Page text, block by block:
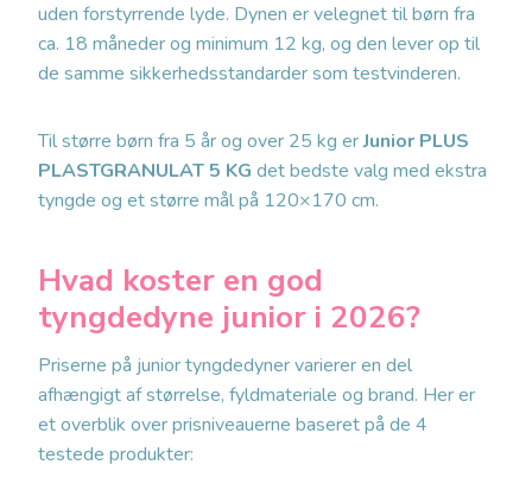
uden forstyrrende lyde. Dynen er velegnet til børn fra
ca. 18 måneder og minimum 12 kg, og den lever op til
de samme sikkerhedsstandarder som testvinderen.
Til større børn fra 5 år og over 25 kg erJunior PLUS
PLASTGRANULAT 5 KG det bedste valg med ekstra
tyngde og et større mål på 120×170 cm.
Hvad koster en god
tyngdedyne junior i 2026?
Priserne på junior tyngdedyner varierer en del
afhængigt af størrelse, fyldmateriale og brand. Her er
et overblik over prisniveauerne baseret på de 4
testede produkter: